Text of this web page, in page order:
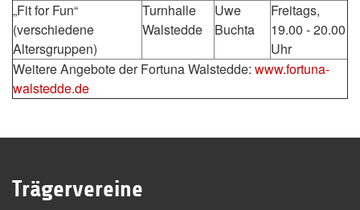
„Fit for Fun“
(verschiedene
Altersgruppen)
Turnhalle
Walstedde
Uwe
Buchta
Freitags,
19.00 - 20.00
Uhr
Weitere Angebote der Fortuna Walstedde: www.fortuna-
walstedde.de
Trägervereine